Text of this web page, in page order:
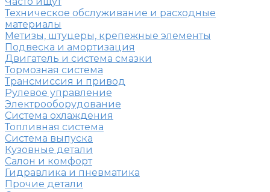
Техническое обслуживание и расходные
материалы
Метизы, штуцеры, крепежные элементы
Подвеска и амортизация
Двигатель и система смазки
Тормозная система
Трансмиссия и привод
Рулевое управление
Электрооборудование
Система охлаждения
Топливная система
Система выпуска
Кузовные детали
Салон и комфорт
Гидравлика и пневматика
Прочие детали